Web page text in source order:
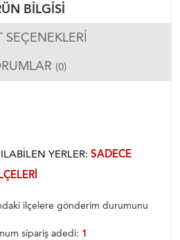
BILGISI
SEÇENEKLERI
(0)
YERLER: SADECE
ilçelere gönderim durumunu
sipariş adedi: 1